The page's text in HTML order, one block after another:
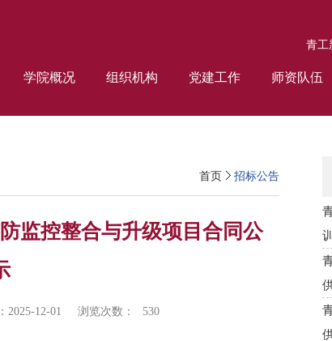
青工
学院概况 组织机构 党建工作 师资队伍
首页 招标公告
监控整合与升级项目合同公
2025-12-01 浏览次数： 530